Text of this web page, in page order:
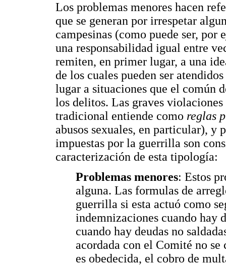
Los problemas menores hacen
que se generan por irrespetar
campesinas (como puede ser, por
una responsabilidad igual entre
remiten, en primer lugar, a una
de los cuales pueden ser
lugar a situaciones que el común
los delitos. Las graves
tradicional entiende como reglas
abusos sexuales, en particular), y
impuestas por la guerrilla son
caracterización de esta tipología:
Problemas menores: Estos
alguna. Las formulas de
guerrilla si esta actuó como
indemnizaciones cuando hay
cuando hay deudas no
acordada con el Comité no
es obedecida, el cobro de